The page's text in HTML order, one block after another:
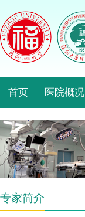
首页 医院概况
专家简介